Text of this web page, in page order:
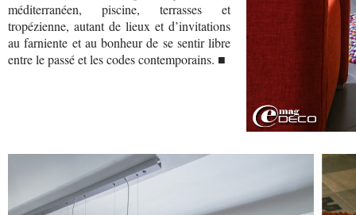
méditerranéen, piscine, terrasses et
tropézienne, autant de lieux et d’invitations
au farniente et au bonheur de se sentir libre
entre le passé et les codes contemporains. ■